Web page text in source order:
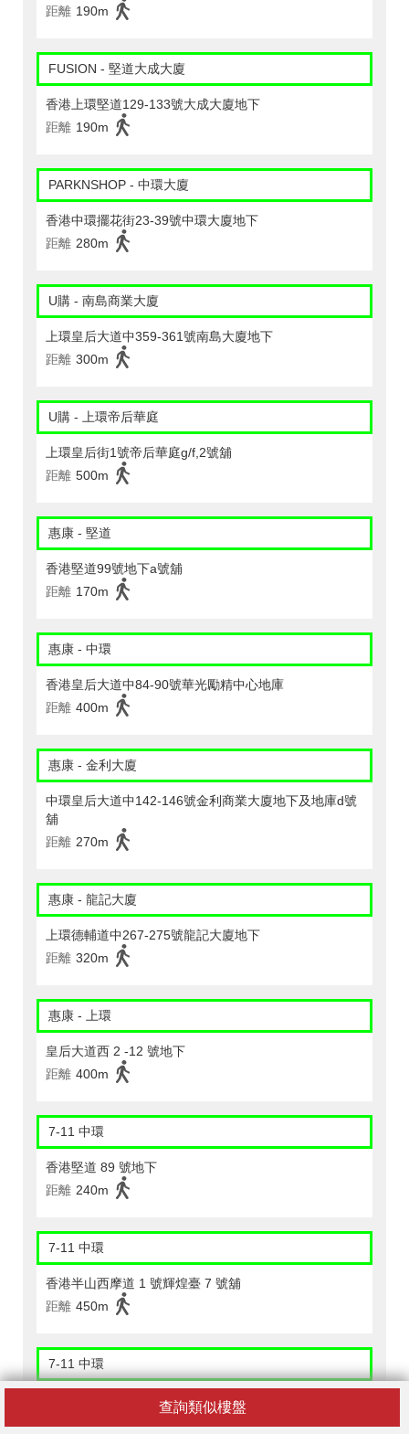
查詢類似樓盤
距離 190m
FUSION - 堅道大成大廈
香港上環堅道129-133號大成大廈地下
距離 190m
PARKNSHOP - 中環大廈
香港中環擺花街23-39號中環大廈地下
距離 280m
U購 - 南島商業大廈
上環皇后大道中359-361號南島大廈地下
距離 300m
U購 - 上環帝后華庭
上環皇后街1號帝后華庭g/f,2號舖
距離 500m
惠康 - 堅道
香港堅道99號地下a號舖
距離 170m
惠康 - 中環
香港皇后大道中84-90號華光勵精中心地庫
距離 400m
惠康 - 金利大廈
中環皇后大道中142-146號金利商業大廈地下及地庫d號
舖
距離 270m
惠康 - 龍記大廈
上環德輔道中267-275號龍記大廈地下
距離 320m
惠康 - 上環
皇后大道西 2 -12 號地下
距離 400m
7-11 中環
香港堅道 89 號地下
距離 240m
7-11 中環
香港半山西摩道 1 號輝煌臺 7 號舖
距離 450m
7-11 中環